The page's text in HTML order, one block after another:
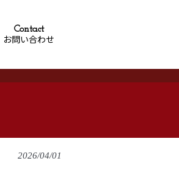
Contact
お問い合わせ
2026/04/01